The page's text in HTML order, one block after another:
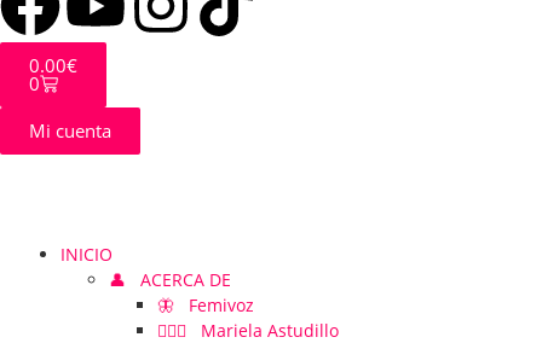
0.00€
0
Mi cuenta
INICIO
👤 ACERCA DE
🦋 Femivoz
👱🏻‍♀️ Mariela Astudillo